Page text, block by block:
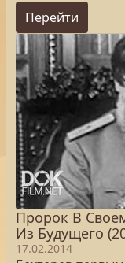
Перейти
Пророк В
Из Будущего
17.02.2014